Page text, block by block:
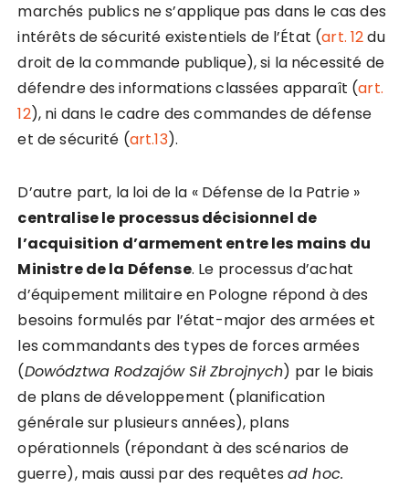
marchés publics ne s’applique pas dans le cas des
intérêts de sécurité existentiels de l’État (art. 12du
droit de la commande publique), si la nécessité de
défendre des informations classées apparaît (art.
12), ni dans le cadre des commandes de défense
et de sécurité (art.13).
D’autre part, la loi de la « Défense de la Patrie »
centralise le processus décisionnel de
l’acquisition d’armement entre les mains du
Ministre de la Défense. Le processus d’achat
d’équipement militaire en Pologne répond à des
besoins formulés par l’état-major des armées et
les commandants des types de forces armées
(Dowództwa Rodzajów Sił Zbrojnych) par le biais
de plans de développement (planification
générale sur plusieurs années), plans
opérationnels (répondant à des scénarios de
guerre), mais aussi par des requêtesad hoc.